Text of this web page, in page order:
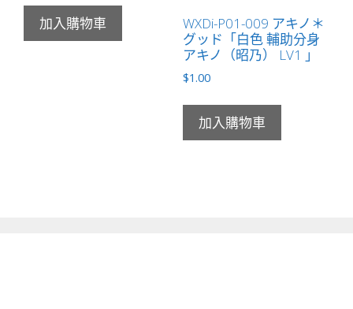
加入購物車
WXDi-P01-009 アキノ＊
グッド「白色 輔助分身
アキノ（昭乃） LV1 」
$1.00
加入購物車